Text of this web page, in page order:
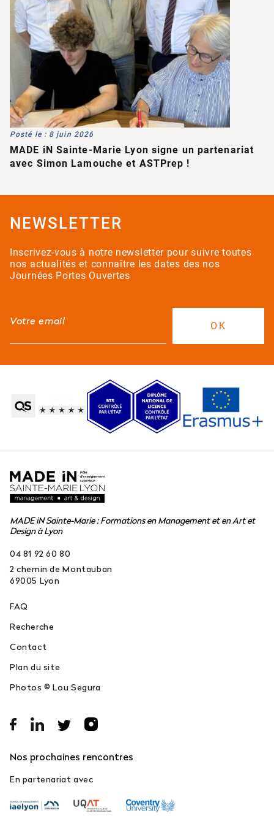
Posté le : 8 juin 2026
MADE iN Sainte-Marie Lyon signe un partenariat
avec Simon Lamouche et ASTPrep !
NEWSLETTER
Inscrivez-vous à notre newsletter pour suivre toutes
nos actualités et connaître les dates des nos
Journées Portes Ouvertes
MADE iN Sainte-Marie : Formations en Management et en Art et
Design à Lyon
04 81 92 60 80
2 chemin de Montauban
69005 Lyon
FAQ
Recherche
Contact
Plan du site
Photos © Lou Segura
Nos prochaines rencontres
En partenariat avec